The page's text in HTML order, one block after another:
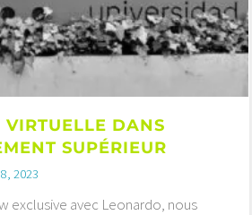
DANS
SUPÉRIEUR
2023
exclusive avec Leonardo, nous